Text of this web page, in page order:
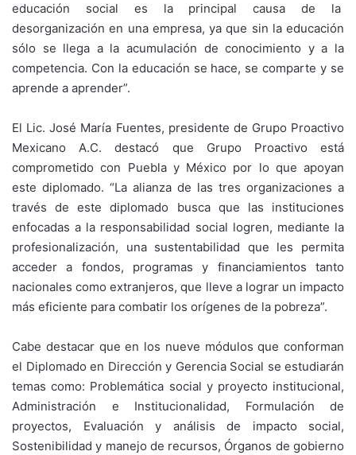
educación social es la principal causa de la
desorganización en una empresa, ya que sin la educación
sólo se llega a la acumulación de conocimiento y a la
competencia. Con la educación se hace, se comparte y se
aprende a aprender”.
El Lic. José María Fuentes, presidente de Grupo Proactivo
Mexicano A.C. destacó que Grupo Proactivo está
comprometido con Puebla y México por lo que apoyan
este diplomado. “La alianza de las tres organizaciones a
través de este diplomado busca que las instituciones
enfocadas a la responsabilidad social logren, mediante la
profesionalización, una sustentabilidad que les permita
acceder a fondos, programas y financiamientos tanto
nacionales como extranjeros, que lleve a lograr un impacto
más eficiente para combatir los orígenes de la pobreza”.
Cabe destacar que en los nueve módulos que conforman
el Diplomado en Dirección y Gerencia Social se estudiarán
temas como: Problemática social y proyecto institucional,
Administración e Institucionalidad, Formulación de
proyectos, Evaluación y análisis de impacto social,
Sostenibilidad y manejo de recursos, Órganos de gobierno